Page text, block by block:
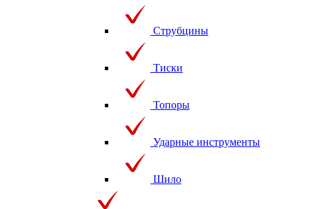
Струбцины
Тиски
Топоры
Ударные инструменты
Шило